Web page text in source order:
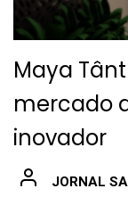
Maya
mercado
inovador
JORNAL